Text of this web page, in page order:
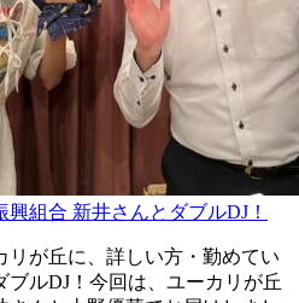
組合 新井さんとダブルDJ！
リが丘に、詳しい方・勤めてい
ブルDJ！今回は、ユーカリが丘